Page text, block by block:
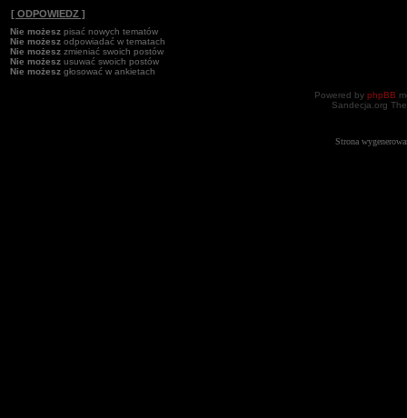
[ ODPOWIEDZ ]
Nie możesz pisać nowych tematów
Nie możesz odpowiadać w tematach
Nie możesz zmieniać swoich postów
Nie możesz usuwać swoich postów
Nie możesz głosować w ankietach
Powered by phpBB
Sandecja.org
Strona